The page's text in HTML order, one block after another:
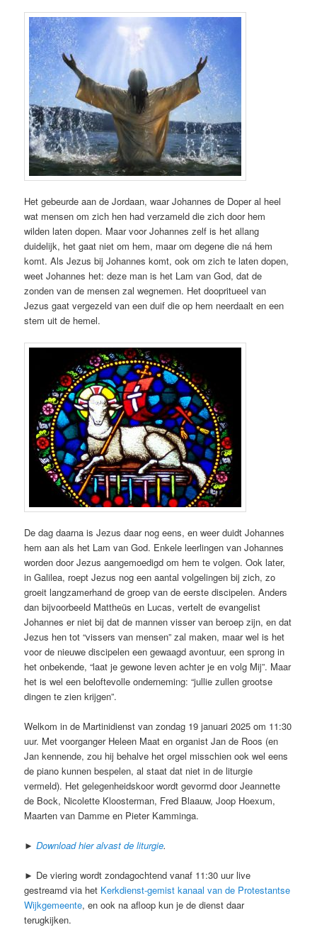
Het gebeurde aan de Jordaan, waar Johannes de Doper al heel
wat mensen om zich hen had verzameld die zich door hem
wilden laten dopen. Maar voor Johannes zelf is het allang
duidelijk, het gaat niet om hem, maar om degene die ná hem
komt. Als Jezus bij Johannes komt, ook om zich te laten dopen,
weet Johannes het: deze man is het Lam van God, dat de
zonden van de mensen zal wegnemen. Het doopritueel van
Jezus gaat vergezeld van een duif die op hem neerdaalt en een
stem uit de hemel.
De dag daarna is Jezus daar nog eens, en weer duidt Johannes
hem aan als het Lam van God. Enkele leerlingen van Johannes
worden door Jezus aangemoedigd om hem te volgen. Ook later,
in Galilea, roept Jezus nog een aantal volgelingen bij zich, zo
groeit langzamerhand de groep van de eerste discipelen. Anders
dan bijvoorbeeld Mattheüs en Lucas, vertelt de evangelist
Johannes er niet bij dat de mannen visser van beroep zijn, en dat
Jezus hen tot “vissers van mensen” zal maken, maar wel is het
voor de nieuwe discipelen een gewaagd avontuur, een sprong in
het onbekende, “laat je gewone leven achter je en volg Mij”. Maar
het is wel een beloftevolle onderneming: “jullie zullen grootse
dingen te zien krijgen”.
Welkom in de Martinidienst van zondag 19 januari 2025 om 11:30
uur. Met voorganger Heleen Maat en organist Jan de Roos (en
Jan kennende, zou hij behalve het orgel misschien ook wel eens
de piano kunnen bespelen, al staat dat niet in de liturgie
vermeld). Het gelegenheidskoor wordt gevormd door Jeannette
de Bock, Nicolette Kloosterman, Fred Blaauw, Joop Hoexum,
Maarten van Damme en Pieter Kamminga.
►Download hier alvast de liturgie.
► De viering wordt zondagochtend vanaf 11:30 uur live
gestreamd via het Kerkdienst-gemist kanaal van de Protestantse
Wijkgemeente, en ook na afloop kun je de dienst daar
terugkijken.